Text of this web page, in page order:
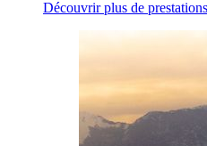
Découvrir plus de prestations